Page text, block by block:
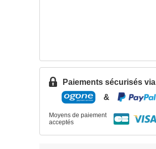
Paiements sécurisés via
&
Moyens de paiement
acceptés